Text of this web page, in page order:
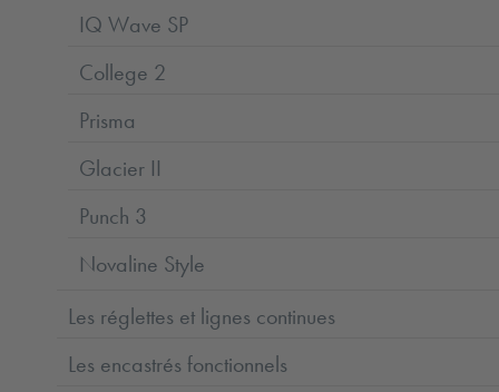
IQ Wave SP
College 2
Prisma
Glacier II
Punch 3
Novaline Style
Les réglettes et lignes continues
Les encastrés fonctionnels